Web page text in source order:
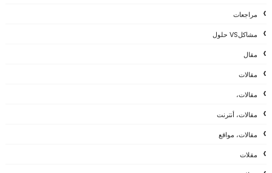
مراجعات
مشاكلVS حلول
مقال
مقالات
مقالات،
مقالات، أنترنت
مقالات، مواقع
مقلات